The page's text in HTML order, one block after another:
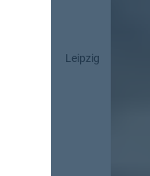
Leipzig